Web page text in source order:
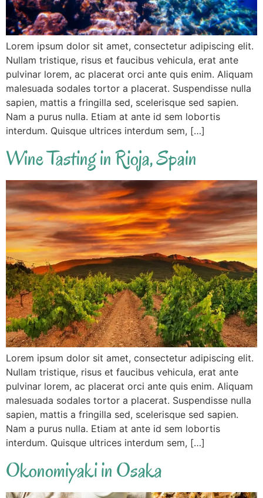
Lorem ipsum dolor sit amet, consectetur adipiscing elit.
Nullam tristique, risus et faucibus vehicula, erat ante
pulvinar lorem, ac placerat orci ante quis enim. Aliquam
malesuada sodales tortor a placerat. Suspendisse nulla
sapien, mattis a fringilla sed, scelerisque sed sapien.
Nam a purus nulla. Etiam at ante id sem lobortis
interdum. Quisque ultrices interdum sem, […]
Wine Tasting in Rioja, Spain
Lorem ipsum dolor sit amet, consectetur adipiscing elit.
Nullam tristique, risus et faucibus vehicula, erat ante
pulvinar lorem, ac placerat orci ante quis enim. Aliquam
malesuada sodales tortor a placerat. Suspendisse nulla
sapien, mattis a fringilla sed, scelerisque sed sapien.
Nam a purus nulla. Etiam at ante id sem lobortis
interdum. Quisque ultrices interdum sem, […]
Okonomiyaki in Osaka